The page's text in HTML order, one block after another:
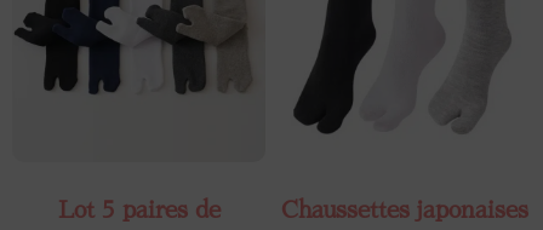
Lot 5 paires de
Chaussettes japonaises